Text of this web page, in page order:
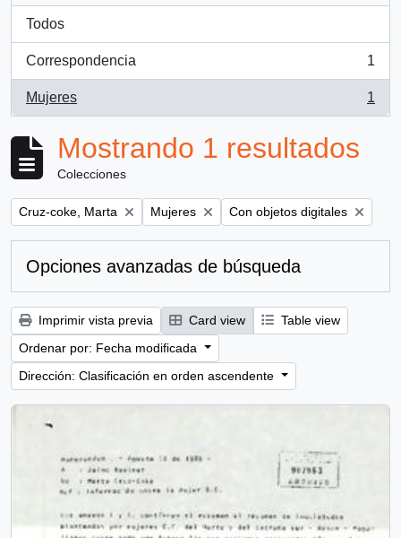
Todos
Correspondencia
, 1 resultados
1
Mujeres
, 1 resultados
1
Mostrando 1 resultados
Colecciones
Remove filter:
Cruz-coke, Marta Remove filter:
Mujeres Remove filter:
Con objetos digitales
Opciones avanzadas de búsqueda
Imprimir vista previa Card view
Table view
Ordenar por: Fecha modificada
Dirección: Clasificación en orden ascendente